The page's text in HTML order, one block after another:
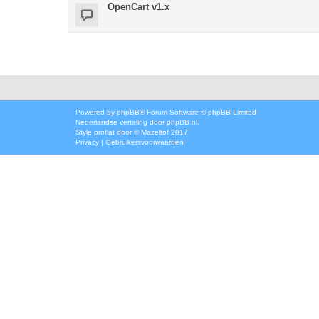
OpenCart v1.x
Powered by phpBB® Forum Software © phpBB Limited
Nederlandse vertaling door phpBB.nl
Style proflat door ©Mazeltof 2017
Privacy | Gebruikersvoorwaarden